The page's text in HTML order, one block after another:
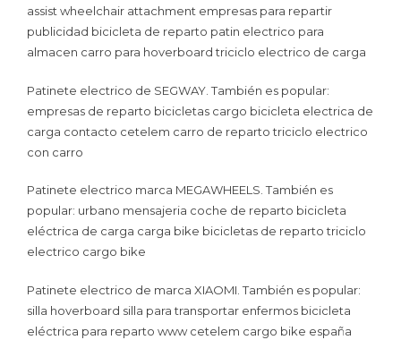
assist wheelchair attachment empresas para repartir
publicidad bicicleta de reparto patin electrico para
almacen carro para hoverboard triciclo electrico de carga
Patinete electrico de SEGWAY. También es popular:
empresas de reparto bicicletas cargo bicicleta electrica de
carga contacto cetelem carro de reparto triciclo electrico
con carro
Patinete electrico marca MEGAWHEELS. También es
popular: urbano mensajeria coche de reparto bicicleta
eléctrica de carga carga bike bicicletas de reparto triciclo
electrico cargo bike
Patinete electrico de marca XIAOMI. También es popular:
silla hoverboard silla para transportar enfermos bicicleta
eléctrica para reparto www cetelem cargo bike españa